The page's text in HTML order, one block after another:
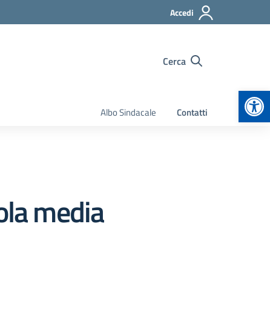
Accedi
Cerca
Albo Sindacale Contatti
media